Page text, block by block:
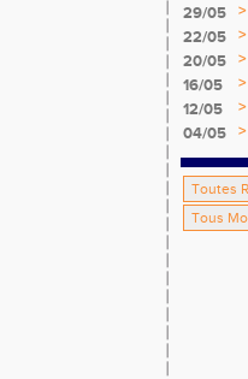
29/05
>
22/05
>
20/05
>
16/05
>
12/05 >
04/05
>